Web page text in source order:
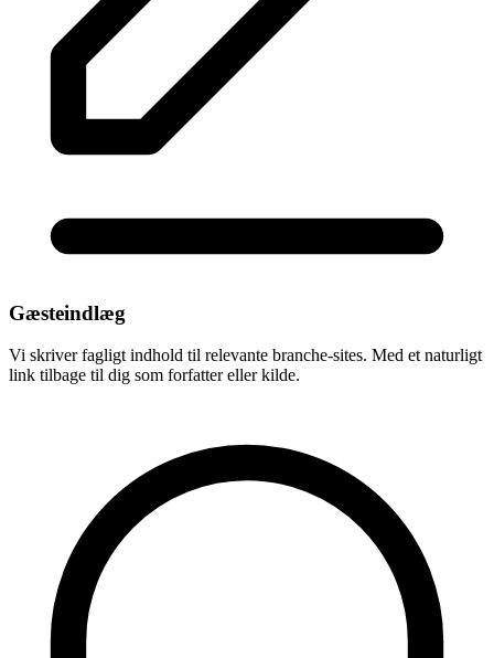
Gæsteindlæg
Vi skriver fagligt indhold til relevante branche-sites. Med et naturligt
link tilbage til dig som forfatter eller kilde.